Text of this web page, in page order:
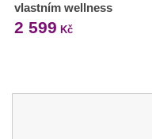
vlastním wellness
2 599 Kč